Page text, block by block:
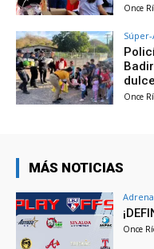
Once
Once
MÁS NOTICIAS
Once